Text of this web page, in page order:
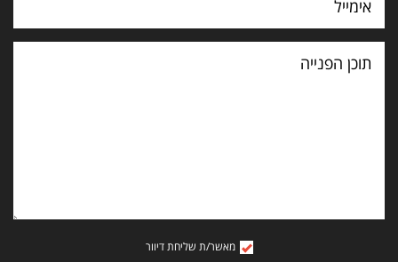
תוכן
הפנייה
מאשר/ת שליחת דיוור